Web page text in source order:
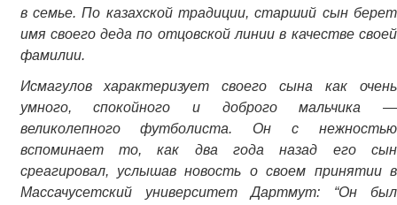
в семье. По казахской традиции, старший сын берет
имя своего деда по отцовской линии в качестве своей
фамилии.
Исмагулов характеризует своего сына как очень
умного, спокойного и доброго мальчика —
великолепного футболиста. Он с нежностью
вспоминает то, как два года назад его сын
среагировал, услышав новость о своем принятии в
Массачусетский университет Дартмут: “Он был